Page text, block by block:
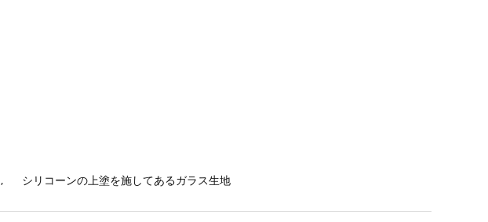
, シリコーンの上塗を施してあるガラス生地